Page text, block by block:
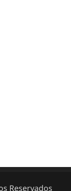
Reservados